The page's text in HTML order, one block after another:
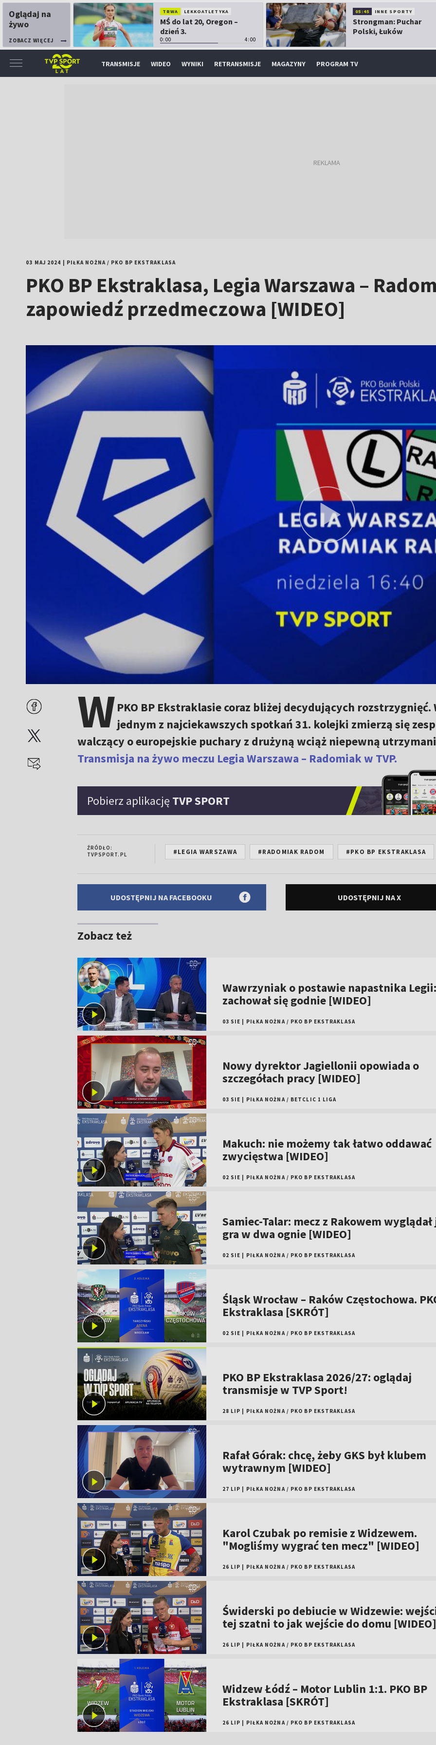
Oglądaj na
żywo
ZOBACZ WIĘCEJ
TRWA LEKKOATLETYKA
MŚ do lat 20, Oregon –
dzień 3.
0:00 4:00
05:45 INNE SPORTY
Strongman: Puchar
Polski, Łuków
TRANSMISJE WIDEO WYNIKI RETRANSMISJE MAGAZYNY PROGRAM TV
03 MAJ 2024 PIŁKA NOŻNA/ PKO BP EKSTRAKLASA
PKO BP Ekstraklasa, Legia Warszawa –
zapowiedź przedmeczowa [WIDEO]
WPKO BP Ekstraklasie coraz bliżej decydujących rozstrzygnięć.
jednym z najciekawszych spotkań 31. kolejki zmierzą się
walczący o europejskie puchary z drużyną wciąż niepewną
Transmisja na żywo meczu Legia Warszawa – Radomiak w TVP.
Pobierz aplikację TVP SPORT
ŹRÓDŁO:
TVPSPORT.PL
#LEGIA WARSZAWA #RADOMIAK RADOM #PKO BP EKSTRAKLASA
UDOSTĘPNIJ NA FACEBOOKU UDOSTĘPNIJ NA X
Zobacz też
Wawrzyniak o postawie napastnika Legii:
zachował się godnie [WIDEO]
03 SIE PIŁKA NOŻNA / PKO BP EKSTRAKLASA
Nowy dyrektor Jagiellonii opowiada o
szczegółach pracy [WIDEO]
03 SIE PIŁKA NOŻNA / BETCLIC 1 LIGA
Makuch: nie możemy tak łatwo oddawać
zwycięstwa [WIDEO]
02 SIE PIŁKA NOŻNA / PKO BP EKSTRAKLASA
Samiec-Talar: mecz z Rakowem
gra w dwa ognie [WIDEO]
02 SIE PIŁKA NOŻNA / PKO BP EKSTRAKLASA
Śląsk Wrocław – Raków Częstochowa.
Ekstraklasa [SKRÓT]
02 SIE PIŁKA NOŻNA / PKO BP EKSTRAKLASA
PKO BP Ekstraklasa 2026/27: oglądaj
transmisje w TVP Sport!
28 LIP PIŁKA NOŻNA / PKO BP EKSTRAKLASA
Rafał Górak: chcę, żeby GKS był klubem
wytrawnym [WIDEO]
27 LIP PIŁKA NOŻNA / PKO BP EKSTRAKLASA
Karol Czubak po remisie z Widzewem.
"Mogliśmy wygrać ten mecz" [WIDEO]
26 LIP PIŁKA NOŻNA / PKO BP EKSTRAKLASA
Świderski po debiucie w Widzewie:
tej szatni to jak wejście do domu [WIDEO]
26 LIP PIŁKA NOŻNA / PKO BP EKSTRAKLASA
Widzew Łódź – Motor Lublin 1:1. PKO BP
Ekstraklasa [SKRÓT]
26 LIP PIŁKA NOŻNA / PKO BP EKSTRAKLASA